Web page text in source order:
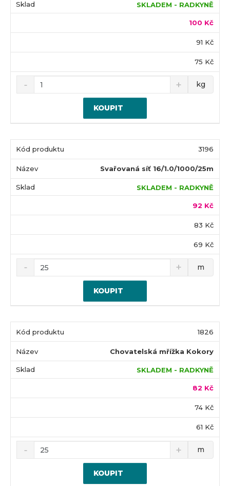
SKLADEM - RADKYNĚ
100 Kč
91 Kč
75 Kč
kg
KOUPIT
3196
Svařovaná síť 16/1.0/1000/25m
SKLADEM - RADKYNĚ
92 Kč
83 Kč
69 Kč
m
KOUPIT
1826
Chovatelská mřížka Kokory
SKLADEM - RADKYNĚ
82 Kč
74 Kč
61 Kč
m
KOUPIT